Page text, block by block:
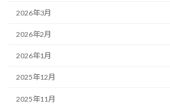
2026年3月
2026年2月
2026年1月
2025年12月
2025年11月